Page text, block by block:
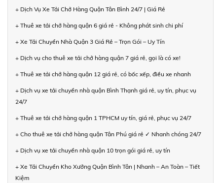
+ Dịch Vụ Xe Tải Chở Hàng Quận Tân Bình 24/7 | Giá Rẻ
+ Thuê xe tải chở hàng quận 6 giá rẻ - Không phát sinh chi phí
+ Xe Tải Chuyển Nhà Quận 3 Giá Rẻ – Trọn Gói – Uy Tín
+ Dịch vụ cho thuê xe tải chở hàng quận 7 giá rẻ, gọi là có xe!
+ Thuê xe tải chở hàng quận 12 giá rẻ, có bốc xếp, điều xe nhanh
+ Dịch vụ xe tải chuyển nhà quận Bình Thạnh giá rẻ, uy tín, phục vụ
24/7
+ Thuê xe tải chở hàng quận 1 TPHCM uy tín, giá rẻ, phục vụ 24/7
+ Cho thuê xe tải chở hàng quận Tân Phú giá rẻ ✓ Nhanh chóng 24/7
+ Dịch vụ xe tải chuyển nhà quận 10 trọn gói giá rẻ, uy tín
+ Xe Tải Chuyển Kho Xưởng Quận Bình Tân | Nhanh – An Toàn – Tiết
Kiệm